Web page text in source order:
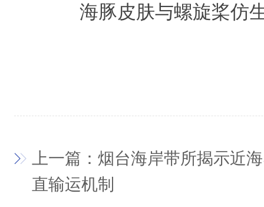
海豚皮肤与螺旋桨仿
上一篇：烟台海岸带所揭示近
直输运机制